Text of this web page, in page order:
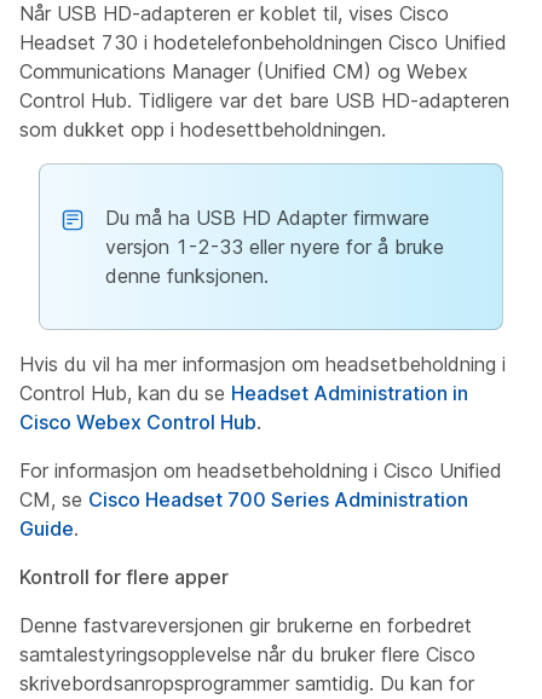
Når USB HD-adapteren er koblet til, vises Cisco
Headset 730 i hodetelefonbeholdningen Cisco Unified
Communications Manager (Unified CM) og Webex
Control Hub. Tidligere var det bare USB HD-adapteren
som dukket opp i hodesettbeholdningen.
Du må ha USB HD Adapter firmware
versjon 1-2-33 eller nyere for å bruke
denne funksjonen.
Hvis du vil ha mer informasjon om headsetbeholdning i
Control Hub, kan du se Headset Administration in
Cisco Webex Control Hub.
For informasjon om headsetbeholdning i Cisco Unified
CM, se Cisco Headset 700 Series Administration
Guide.
Kontroll for flere apper
Denne fastvareversjonen gir brukerne en forbedret
samtalestyringsopplevelse når du bruker flere Cisco
skrivebordsanropsprogrammer samtidig. Du kan for